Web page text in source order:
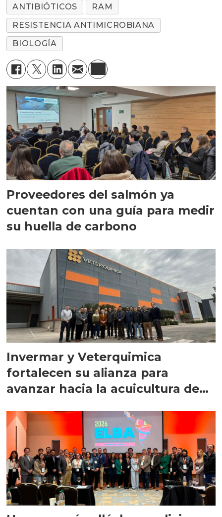
ANTIBIÓTICOS
RAM
RESISTENCIA ANTIMICROBIANA
BIOLOGÍA
Proveedores del salmón ya
cuentan con una guía para medir
su huella de carbono
Invermar y Veterquimica
fortalecen su alianza para
avanzar hacia la acuicultura de